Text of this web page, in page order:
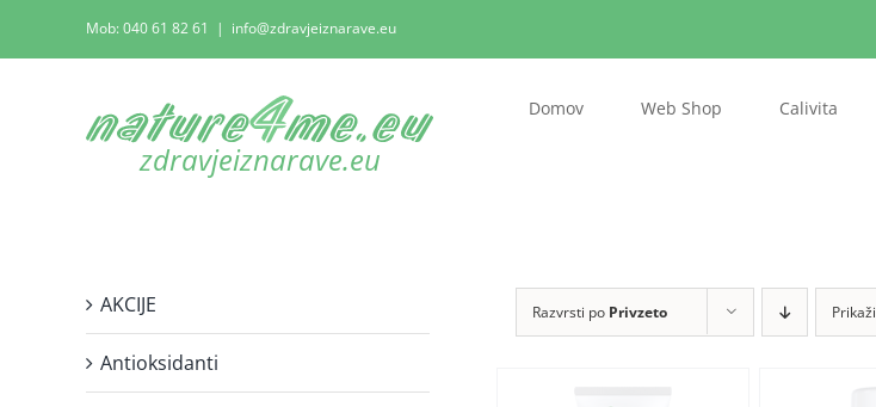
Mob: 040 61 82 61 | info@zdravjeiznarave.eu
Domov Web Shop Calivita
Razvrsti po Privzeto Prikaži
AKCIJE
Antioksidanti